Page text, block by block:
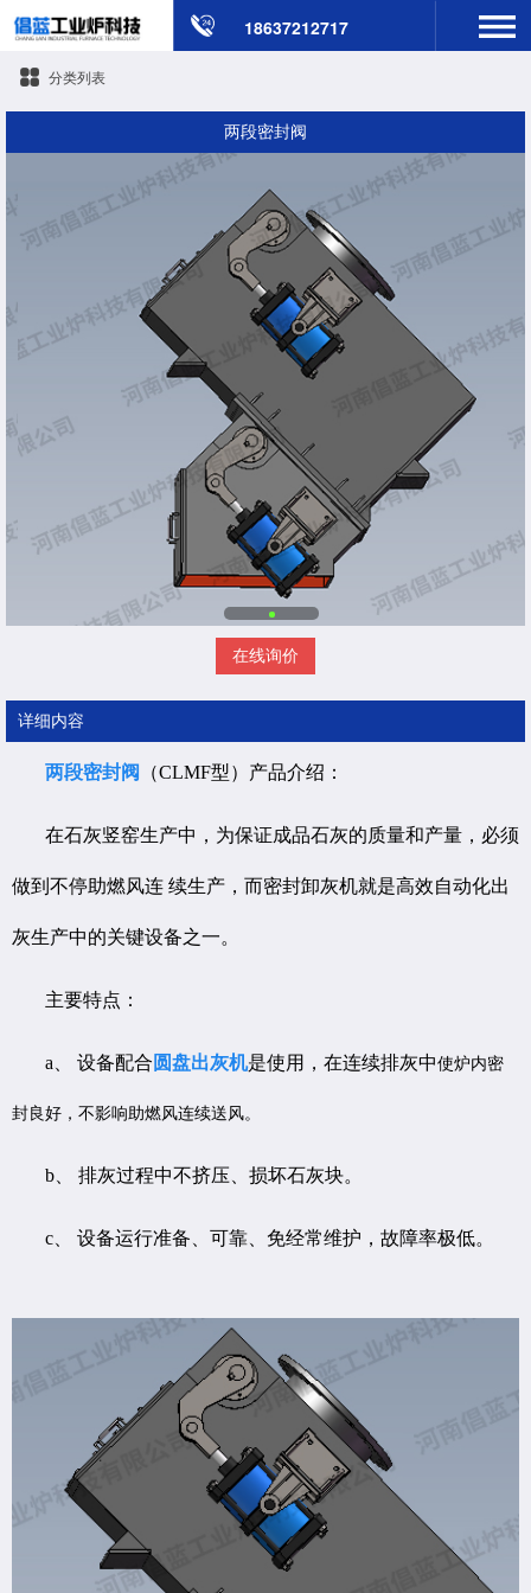
18637212717
分类列表
两段密封阀
在线询价
详细内容
两段密封阀 （CLMF型）产品介绍：
在石灰竖窑生产中，为保证成品石灰的质量和产量，必须
做到不停助燃风连 续生产，而密封卸灰机就是高效自动化出
灰生产中的关键设备之一。
主要特点：
a、 设备配合 圆盘出灰机是使用，在连续排灰中使炉内密
封良好，不影响助燃风连续送风。
b、 排灰过程中不挤压、损坏石灰块。
c、 设备运行准备、可靠、免经常维护，故障率极低。